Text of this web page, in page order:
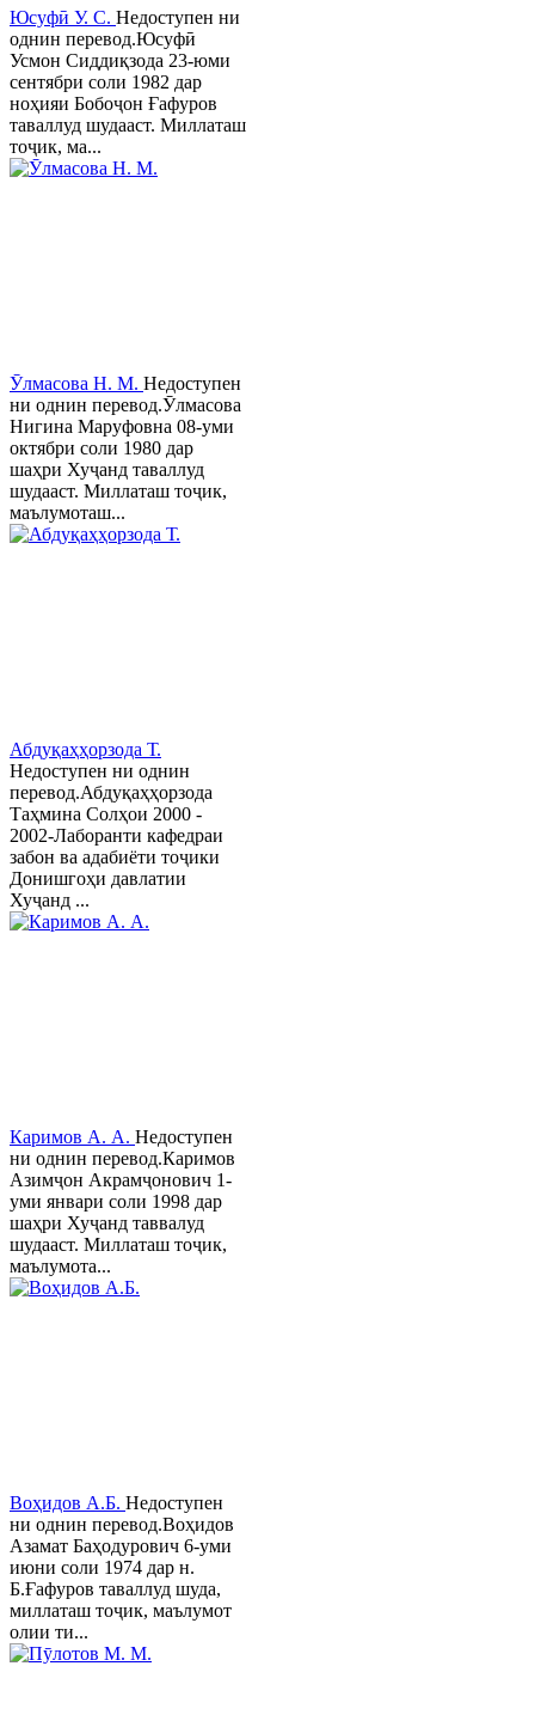
Юсуфӣ У. C. Недоступен ни
однин перевод.Юсуфӣ
Усмон Сиддиқзода 23-юми
сентябри соли 1982 дар
ноҳияи Бобоҷон Ғафуров
таваллуд шудааст. Миллаташ
тоҷик, ма...
Ӯлмасова Н. М. Недоступен
ни однин перевод.Ӯлмасова
Нигина Маруфовна 08-уми
октябри соли 1980 дар
шаҳри Хуҷанд таваллуд
шудааст. Миллаташ тоҷик,
маълумоташ...
Абдуқаҳҳорзода Т.
Недоступен ни однин
перевод.Абдуқаҳҳорзода
Таҳмина Солҳои 2000 -
2002-Лаборанти кафедраи
забон ва адабиёти тоҷики
Донишгоҳи давлатии
Хуҷанд ...
Каримов А. А. Недоступен
ни однин перевод.Каримов
Азимҷон Акрамҷонович 1-
уми январи соли 1998 дар
шаҳри Хуҷанд таввалуд
шудааст. Миллаташ тоҷик,
маълумота...
Воҳидов А.Б. Недоступен
ни однин перевод.Воҳидов
Азамат Баҳодурович 6-уми
июни соли 1974 дар н.
Б.Ғафуров таваллуд шуда,
миллаташ тоҷик, маълумот
олии ти...